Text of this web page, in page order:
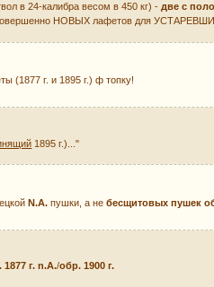
в 24-калибра весом в 450 кг) -две с
НОВЫХ лафетов для
(1877 г. и 1895 г.) ф топку!
1895 г.)..."
N.A. пушки, а небесщитовых пушек
1877 г. n.А./обр. 1900 г.